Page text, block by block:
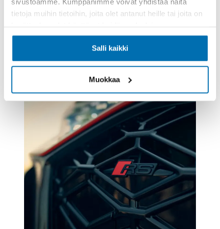
tietoja muihin tietoihin, joita olet antanut heille tai joita on
Salli kaikki
Muokkaa
saavutetaan.